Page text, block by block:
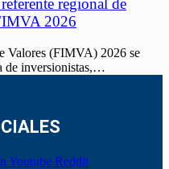
regional de
2026
Valores (FIMVA) 2026 se
de inversionistas,…
Youtube Reddit